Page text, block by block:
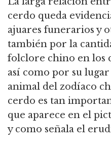
cerdo queda
ajuares funerarios y
también por la
folclore chino en los
así como por su
animal del zodíaco
cerdo es tan
que aparece en el
y como señala el